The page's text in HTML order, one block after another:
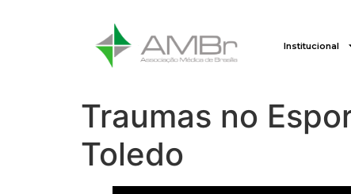
Institucional
Traumas no
Toledo